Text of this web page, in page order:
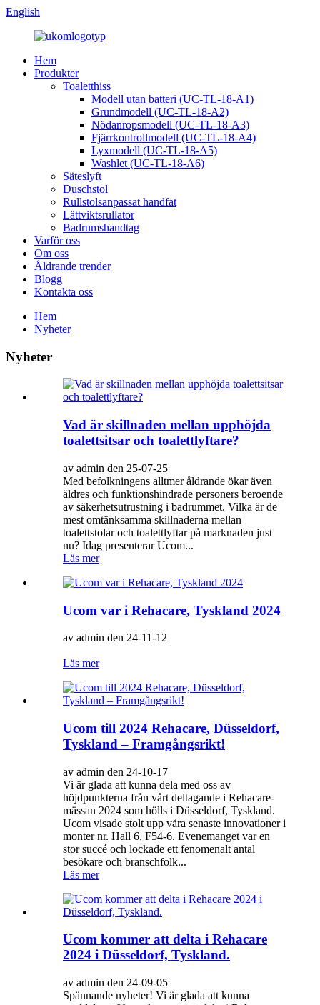
English
Hem
Produkter
Toaletthiss
Modell utan batteri (UC-TL-18-A1)
Grundmodell (UC-TL-18-A2)
Nödanropsmodell (UC-TL-18-A3)
Fjärrkontrollmodell (UC-TL-18-A4)
Lyxmodell (UC-TL-18-A5)
Washlet (UC-TL-18-A6)
Säteslyft
Duschstol
Rullstolsanpassat handfat
Lättviktsrullator
Badrumshandtag
Varför oss
Om oss
Åldrande trender
Blogg
Kontakta oss
Hem
Nyheter
Nyheter
Vad är skillnaden mellan upphöjda
toalettsitsar och toalettlyftare?
av admin den 25-07-25
Med befolkningens alltmer åldrande ökar även
äldres och funktionshindrade personers beroende
av säkerhetsutrustning i badrummet. Vilka är de
mest omtänksamma skillnaderna mellan
toalettstolar och toalettlyftar på marknaden just
nu? Idag presenterar Ucom...
Läs mer
Ucom var i Rehacare, Tyskland 2024
av admin den 24-11-12
Läs mer
Ucom till 2024 Rehacare, Düsseldorf,
Tyskland – Framgångsrikt!
av admin den 24-10-17
Vi är glada att kunna dela med oss ​​av
höjdpunkterna från vårt deltagande i Rehacare-
mässan 2024 som hölls i Düsseldorf, Tyskland.
Ucom visade stolt upp våra senaste innovationer i
monter nr. Hall 6, F54-6. Evenemanget var en
stor succé och lockade ett fenomenalt antal
besökare och branschfolk...
Läs mer
Ucom kommer att delta i Rehacare
2024 i Düsseldorf, Tyskland.
av admin den 24-09-05
Spännande nyheter! Vi är glada att kunna